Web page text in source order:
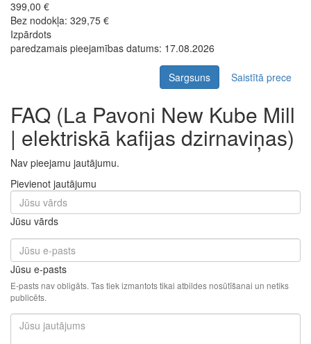
Ievads
La Pavoni New Kube Mill | elektriskā kafijas dzirnaviņas
FAQ - Jautājumi par
produktuLa Pavoni New
Kube Mill | elektriskā
kafijas dzirnaviņas
Meklējat papildu informāciju par La Pavoni New Kube Mill |
elektriskā kafijas dzirnaviņas?
Mūsu tehniskā atbalsta sadaļā atradīsiet bieži uzdotos jautājumus
(BUJ) un atbildes par šī produkta funkcijām, parametriem un
lietošanu. Ja jums ir konkrēts jautājums par La Pavoni New Kube
Mill | elektriskā kafijas dzirnaviņas, lūdzu, pievienojiet to zemāk
esošajā diskusiju forumā. Mēs labprāt uz to atbildēsim.